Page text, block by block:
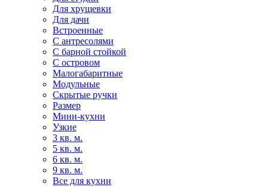
Для хрущевки
Для дачи
Встроенные
С антресолями
С барной стойкой
С островом
Малогабаритные
Модульные
Скрытые ручки
Размер
Мини-кухни
Узкие
3 кв. м.
5 кв. м.
6 кв. м.
9 кв. м.
Все для кухни